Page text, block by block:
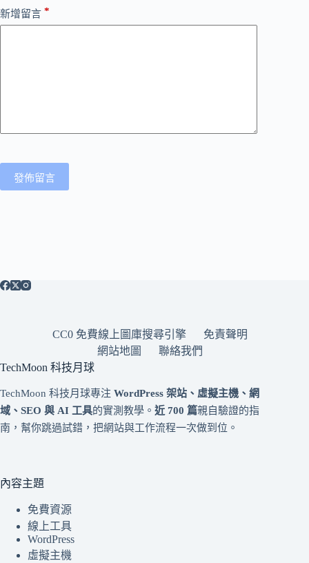
新增留言 *
發佈留言
CC0 免費線上圖庫搜尋引擎
免責聲明
網站地圖
聯絡我們
TechMoon 科技月球
TechMoon 科技月球專注 WordPress 架站、虛擬主機、網
域、SEO 與 AI 工具的實測教學。 近 700 篇親自驗證的指
南，幫你跳過試錯，把網站與工作流程一次做到位。
內容主題
免費資源
線上工具
WordPress
虛擬主機